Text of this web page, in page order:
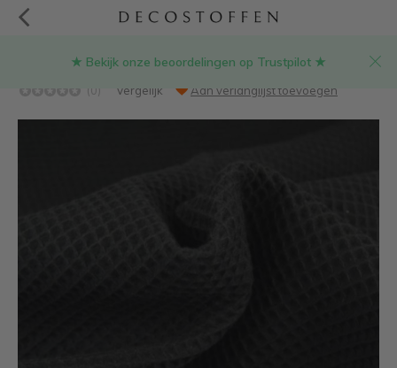
★ Bekijk onze beoordelingen op Trustpilot ★
Zwart - wafeldoek klein
(0) Vergelijk Aan verlanglijst toevoegen